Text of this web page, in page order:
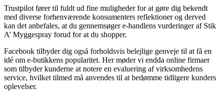
Trustpilot fører til fuldt ud fine muligheder for at gøre dig bekendt
med diverse forhenværende konsumenters reflektioner og derved
kan det anbefales, at du gennemsøger e-handlens vurderinger af Stik
A’ Myggespray forud for at du shopper.
Facebook tilbyder dig også forholdsvis belejlige genveje til at få en
idé om e-butikkens popularitet. Her møder vi endda online firmaer
som tilbyder kunderne at notere en evaluering af virksomhedens
service, hvilket tilmed må anvendes til at bedømme tidligere kunders
oplevelser.